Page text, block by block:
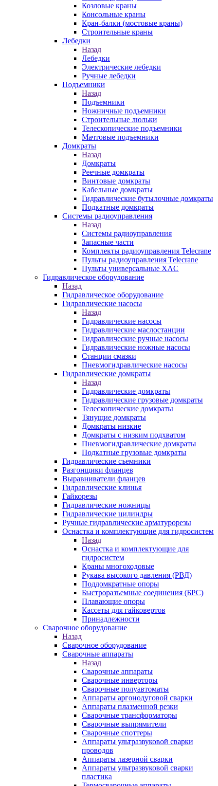
Козловые краны
Консольные краны
Кран-балки (мостовые краны)
Строительные краны
Лебедки
Назад
Лебедки
Электрические лебедки
Ручные лебедки
Подъемники
Назад
Подъемники
Ножничные подъемники
Строительные люльки
Телескопические подъемники
Мачтовые подъемники
Домкраты
Назад
Домкраты
Реечные домкраты
Винтовые домкраты
Кабельные домкраты
Гидравлические бутылочные домкраты
Подкатные домкраты
Системы радиоуправления
Назад
Системы радиоуправления
Запасные части
Комплекты радиоуправления Telecrane
Пульты радиоуправления Telecrane
Пульты универсальные XAC
Гидравлическое оборудование
Назад
Гидравлическое оборудование
Гидравлические насосы
Назад
Гидравлические насосы
Гидравлические маслостанции
Гидравлические ручные насосы
Гидравлические ножные насосы
Станции смазки
Пневмогидравлические насосы
Гидравлические домкраты
Назад
Гидравлические домкраты
Гидравлические грузовые домкраты
Телескопические домкраты
Тянущие домкраты
Домкраты низкие
Домкраты с низким подхватом
Пневмогидравлические домкраты
Подкатные грузовые домкраты
Гидравлические съемники
Разгонщики фланцев
Выравниватели фланцев
Гидравлические клинья
Гайкорезы
Гидравлические ножницы
Гидравлические цилиндры
Ручные гидравлические арматурорезы
Оснастка и комплектующие для гидросистем
Назад
Оснастка и комплектующие для
гидросистем
Краны многоходовые
Рукава высокого давления (РВД)
Поддомкратные опоры
Быстроразъемные соединения (БРС)
Плавающие опоры
Кассеты для гайковертов
Принадлежности
Сварочное оборудование
Назад
Сварочное оборудование
Сварочные аппараты
Назад
Сварочные аппараты
Сварочные инверторы
Сварочные полуавтоматы
Аппараты аргонодуговой сварки
Аппараты плазменной резки
Сварочные трансформаторы
Сварочные выпрямители
Сварочные споттеры
Аппараты ультразвуковой сварки
проводов
Аппараты лазерной сварки
Аппараты ультразвуковой сварки
пластика